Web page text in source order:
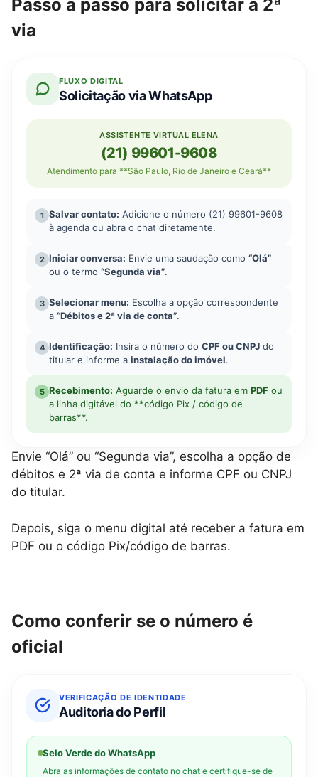
Passo a passo para solicitar a 2ª
via
FLUXO DIGITAL
Solicitação via WhatsApp
ASSISTENTE VIRTUAL ELENA
(21) 99601-9608
Atendimento para **São Paulo, Rio de Janeiro e Ceará**
1 Salvar contato: Adicione o número (21) 99601-9608
à agenda ou abra o chat diretamente.
2 Iniciar conversa: Envie uma saudação como “Olá”
ou o termo “Segunda via”.
3 Selecionar menu: Escolha a opção correspondente
a “Débitos e 2ª via de conta”.
4 Identificação: Insira o número do CPF ou CNPJ do
titular e informe a instalação do imóvel.
5 Recebimento: Aguarde o envio da fatura em PDF ou
a linha digitável do **código Pix / código de
barras**.
Envie “Olá” ou “Segunda via”, escolha a opção de
débitos e 2ª via de conta e informe CPF ou CNPJ
do titular.
Depois, siga o menu digital até receber a fatura em
PDF ou o código Pix/código de barras.
Como conferir se o número é
oficial
VERIFICAÇÃO DE IDENTIDADE
Auditoria do Perfil
Selo Verde do WhatsApp
Abra as informações de contato no chat e certifique-se de